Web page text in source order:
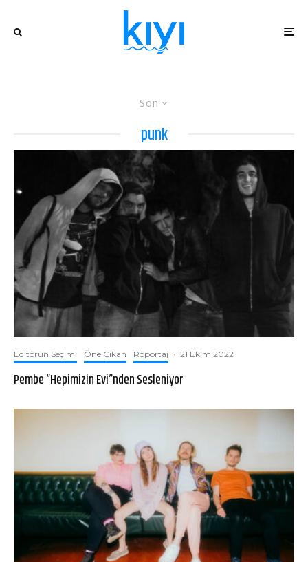
Son
punk
Editörün Seçimi Öne Çıkan Röportaj · 21 Ekim 2022
Pembe “Hepimizin Evi”nden Sesleniyor